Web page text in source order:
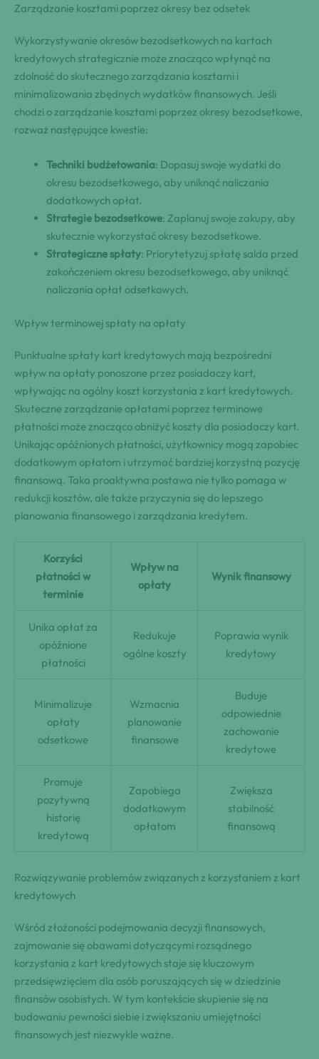
Zarządzanie kosztami poprzez okresy bez odsetek
Wykorzystywanie okresów bezodsetkowych na kartach
kredytowych strategicznie może znacząco wpłynąć na
zdolność do skutecznego zarządzania kosztami i
minimalizowania zbędnych wydatków finansowych. Jeśli
chodzi o zarządzanie kosztami poprzez okresy bezodsetkowe,
rozważ następujące kwestie:
Techniki budżetowania: Dopasuj swoje wydatki do
okresu bezodsetkowego, aby uniknąć naliczania
dodatkowych opłat.
Strategie bezodsetkowe: Zaplanuj swoje zakupy, aby
skutecznie wykorzystać okresy bezodsetkowe.
Strategiczne spłaty: Priorytetyzuj spłatę salda przed
zakończeniem okresu bezodsetkowego, aby uniknąć
naliczania opłat odsetkowych.
Wpływ terminowej spłaty na opłaty
Punktualne spłaty kart kredytowych mają bezpośredni
wpływ na opłaty ponoszone przez posiadaczy kart,
wpływając na ogólny koszt korzystania z kart kredytowych.
Skuteczne zarządzanie opłatami poprzez terminowe
płatności może znacząco obniżyć koszty dla posiadaczy kart.
Unikając opóźnionych płatności, użytkownicy mogą zapobiec
dodatkowym opłatom i utrzymać bardziej korzystną pozycję
finansową. Taka proaktywna postawa nie tylko pomaga w
redukcji kosztów, ale także przyczynia się do lepszego
planowania finansowego i zarządzania kredytem.
Korzyści
płatności w
terminie
Wpływ na
opłaty
Wynik finansowy
Unika opłat za
opóźnione
płatności
Redukuje
ogólne koszty
Poprawia wynik
kredytowy
Minimalizuje
opłaty
odsetkowe
Wzmacnia
planowanie
finansowe
Buduje
odpowiednie
zachowanie
kredytowe
Promuje
pozytywną
historię
kredytową
Zapobiega
dodatkowym
opłatom
Zwiększa
stabilność
finansową
Rozwiązywanie problemów związanych z korzystaniem z kart
kredytowych
Wśród złożoności podejmowania decyzji finansowych,
zajmowanie się obawami dotyczącymi rozsądnego
korzystania z kart kredytowych staje się kluczowym
przedsięwzięciem dla osób poruszających się w dziedzinie
finansów osobistych. W tym kontekście skupienie się na
budowaniu pewności siebie i zwiększaniu umiejętności
finansowych jest niezwykle ważne.